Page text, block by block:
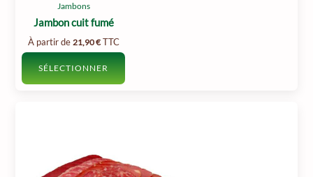
Jambons
Jambon cuit fumé
À partir de 21,90€ TTC
SÉLECTIONNER
Les
options